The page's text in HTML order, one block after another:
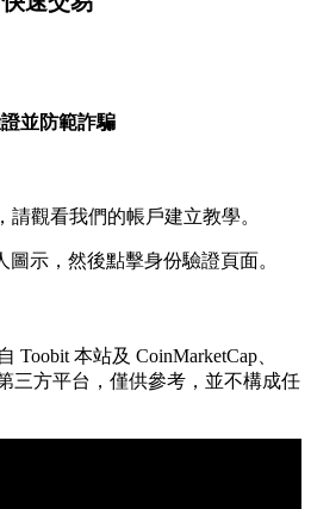
並防範詐騙
請觀看我們的帳戶建立教學。
示，然後點擊身份驗證頁面。
Toobit 本站及 CoinMarketCap、
三方平台，僅供參考，並不構成任